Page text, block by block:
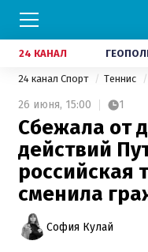
24 КАНАЛ
24 канал Спорт Теннис
26 июня, 15:00 1
Сбежала от
действий
российская
сменила
София Кулай